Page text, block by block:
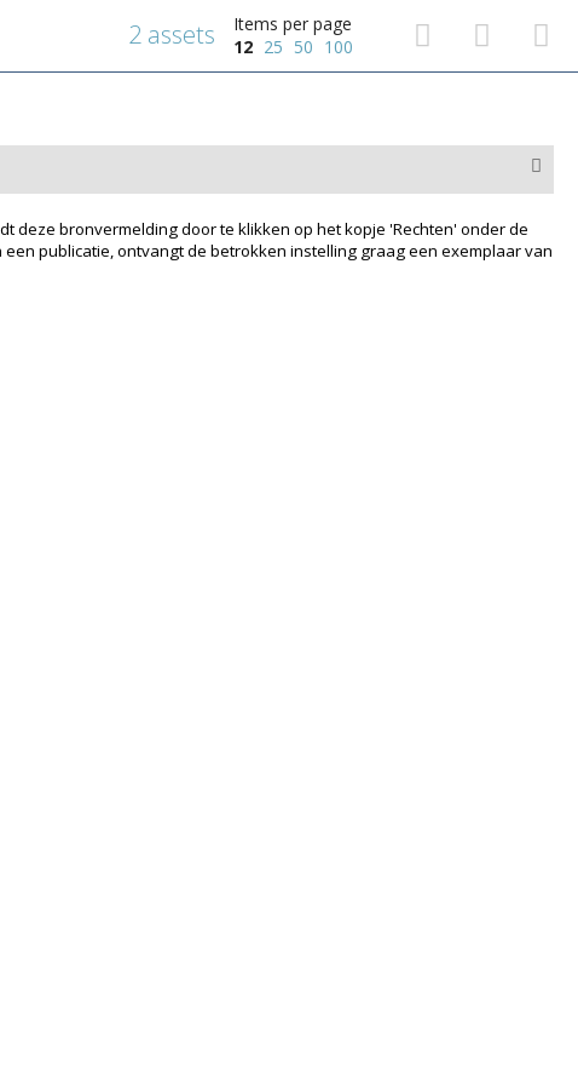
Items per page
12 25 50 100
2 assets
deze bronvermelding door te klikken op het kopje 'Rechten' onder de
publicatie, ontvangt de betrokken instelling graag een exemplaar van